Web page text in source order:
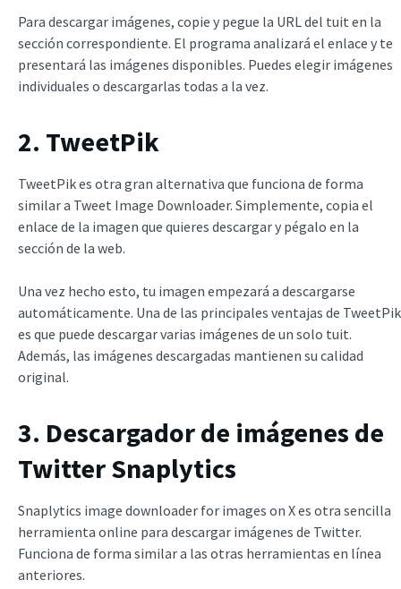
Para descargar imágenes, copie y pegue la URL del tuit en la
sección correspondiente. El programa analizará el enlace y te
presentará las imágenes disponibles. Puedes elegir imágenes
individuales o descargarlas todas a la vez.
2. TweetPik
TweetPik es otra gran alternativa que funciona de forma
similar a Tweet Image Downloader. Simplemente, copia el
enlace de la imagen que quieres descargar y pégalo en la
sección de la web.
Una vez hecho esto, tu imagen empezará a descargarse
automáticamente. Una de las principales ventajas de TweetPik
es que puede descargar varias imágenes de un solo tuit.
Además, las imágenes descargadas mantienen su calidad
original.
3. Descargador de imágenes de
Twitter Snaplytics
Snaplytics image downloader for images on X es otra sencilla
herramienta online para descargar imágenes de Twitter.
Funciona de forma similar a las otras herramientas en línea
anteriores.